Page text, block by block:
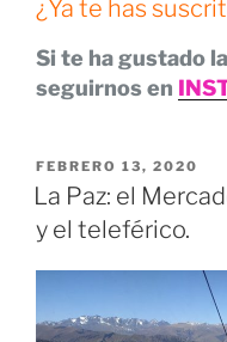
Durante nuestro
Mercado de las Brujas
impactados, la zona
partes más altas
Agradecimos muy
ventajas del teleférico
porque la altura hacía
descubrir La Paz con